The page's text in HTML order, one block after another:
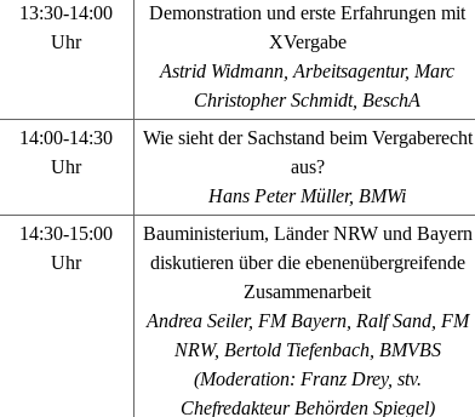
13:30-14:00
Uhr
Demonstration und erste Erfahrungen mit
XVergabe
Astrid Widmann, Arbeitsagentur, Marc
Christopher Schmidt, BeschA
14:00-14:30
Uhr
Wie sieht der Sachstand beim Vergaberecht
aus?
Hans Peter Müller, BMWi
14:30-15:00
Uhr
Bauministerium, Länder NRW und Bayern
diskutieren über die ebenenübergreifende
Zusammenarbeit
Andrea Seiler, FM Bayern, Ralf Sand, FM
NRW, Bertold Tiefenbach, BMVBS
(Moderation: Franz Drey, stv.
Chefredakteur Behörden Spiegel)